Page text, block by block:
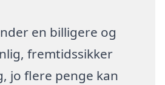
en billigere og
fremtidssikker
jo flere penge kan